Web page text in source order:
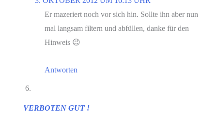
Er mazeriert noch vor sich hin. Sollte ihn aber nun
mal langsam filtern und abfüllen, danke für den
Hinweis 😉
Antworten
VERBOTEN GUT !